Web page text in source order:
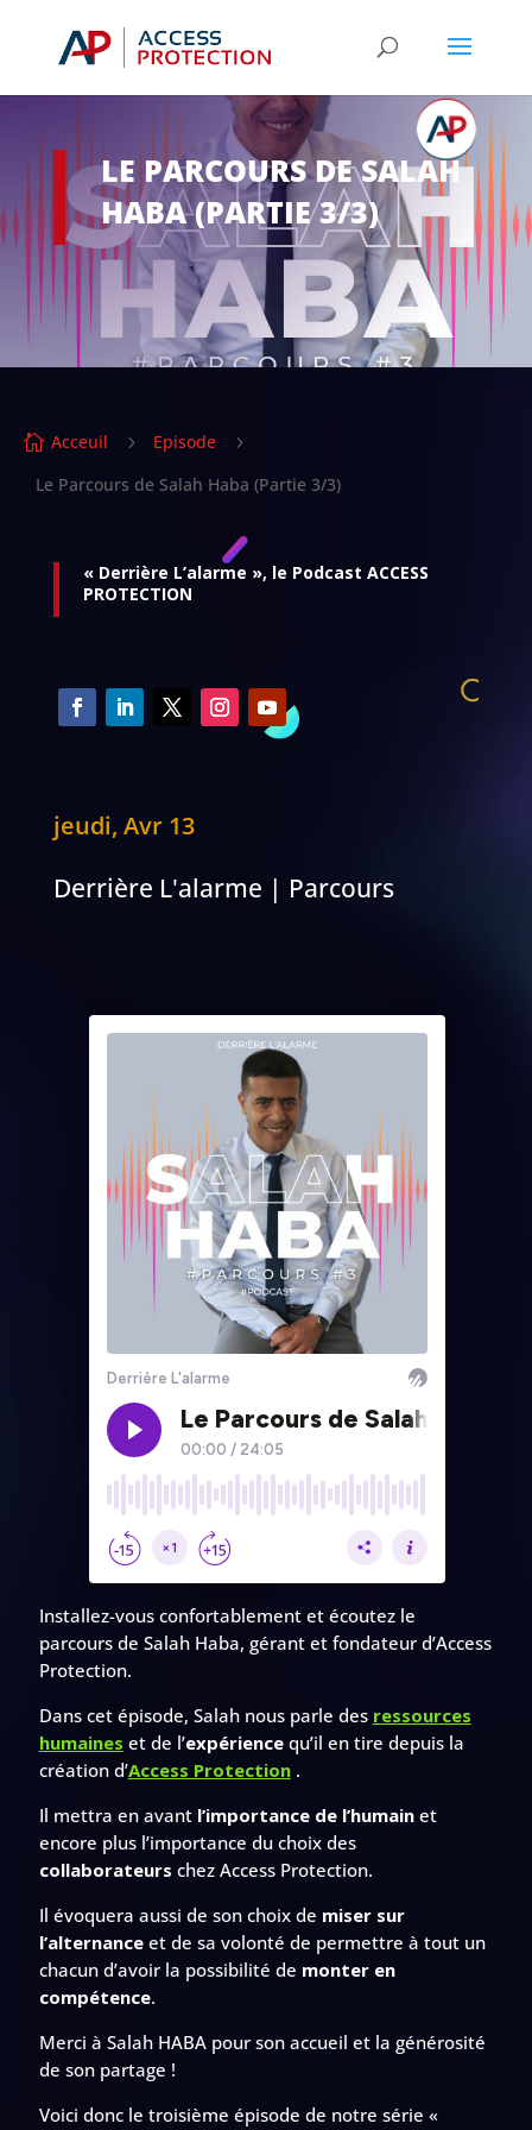
LE PARCOURS DE SALAH
HABA (PARTIE 3/3)
 Acceuil 5 Episode 5
Le Parcours de Salah Haba (Partie 3/3)
« Derrière L’alarme », le Podcast ACCESS
PROTECTION
jeudi, Avr 13
Derrière L'alarme | Parcours
Installez-vous confortablement et écoutez le
parcours de Salah Haba, gérant et fondateur d’Access
Protection.
Dans cet épisode, Salah nous parle des ressources
humaines et de l’expériencequ’il en tire depuis la
création d’Access Protection.
Il mettra en avantl’importance de l’humainet
encore plus l’importance du choix des
collaborateurs chez Access Protection.
Il évoquera aussi de son choix de miser sur
l’alternanceet de sa volonté de permettre à tout un
chacun d’avoir la possibilité de monter en
compétence.
Merci à Salah HABA pour son accueil et la générosité
de son partage !
Voici donc le troisième épisode de notre série «